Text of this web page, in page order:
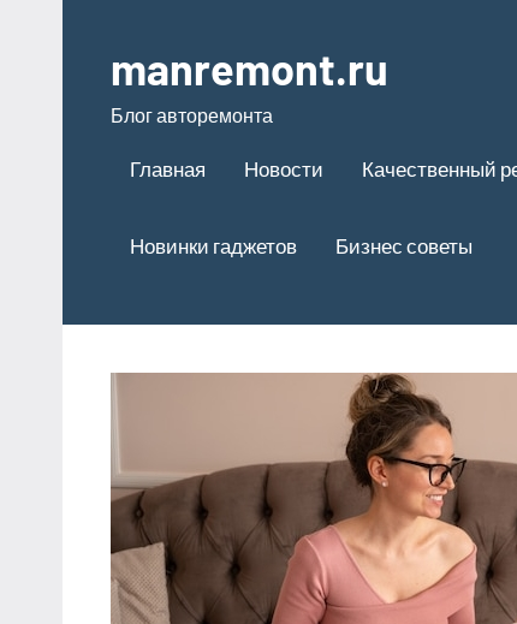
содержимому
manremont.ru
Блог авторемонта
Главная Новости Качественный
Новинки гаджетов Бизнес советы